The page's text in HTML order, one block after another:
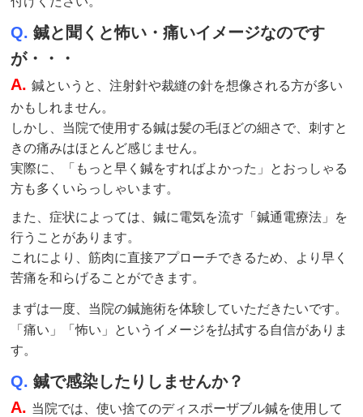
Q.鍼と聞くと怖い・痛いイメージなのです
が・・・
A.鍼というと、注射針や裁縫の針を想像される方が多い
かもしれません。
しかし、当院で使用する鍼は髪の毛ほどの細さで、刺すと
きの痛みはほとんど感じません。
実際に、「もっと早く鍼をすればよかった」とおっしゃる
方も多くいらっしゃいます。
また、症状によっては、鍼に電気を流す「鍼通電療法」を
行うことがあります。
これにより、筋肉に直接アプローチできるため、より早く
苦痛を和らげることができます。
まずは一度、当院の鍼施術を体験していただきたいです。
「痛い」「怖い」というイメージを払拭する自信がありま
す。
Q.鍼で感染したりしませんか？
A. 当院では、使い捨てのディスポーザブル鍼を使用して